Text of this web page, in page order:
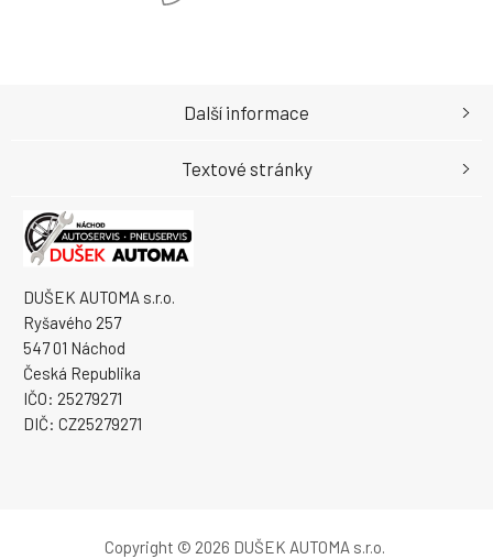
DUŠEK AUTOMA s.r.o.
Ryšavého 257
547 01 Náchod
Česká Republika
IČO: 25279271
DIČ: CZ25279271
Další informace
Textové stránky
Copyright © 2026 DUŠEK AUTOMA s.r.o.